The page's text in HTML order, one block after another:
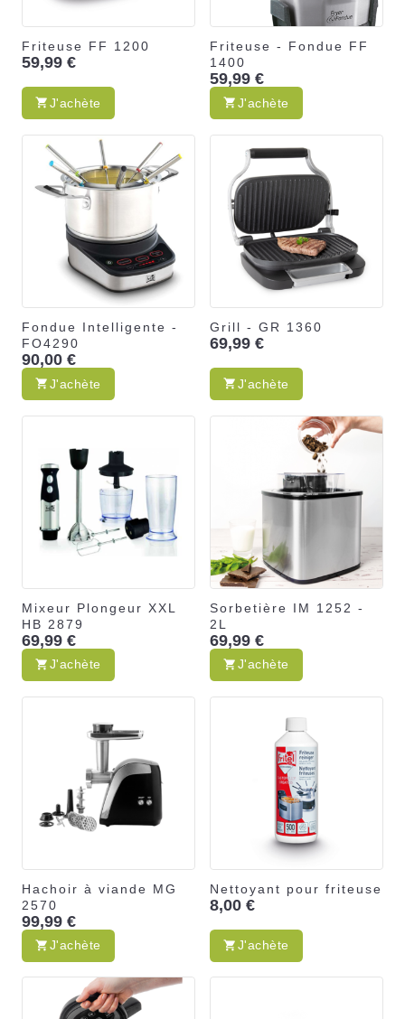
Friteuse FF 1200
59,99 €
J'achète
Friteuse - Fondue FF
1400
59,99 €
J'achète
Fondue Intelligente -
FO4290
90,00 €
J'achète
Grill - GR 1360
69,99 €
J'achète
Mixeur Plongeur XXL
HB 2879
69,99 €
J'achète
Sorbetière IM 1252 -
2L
69,99 €
J'achète
Hachoir à viande MG
2570
99,99 €
J'achète
Nettoyant pour friteuse
8,00 €
J'achète